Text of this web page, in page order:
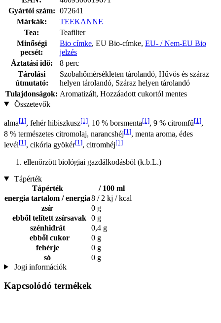
Gyártói szám: 072641
Márkák:
TEEKANNE
Tea:
Teafilter
Minőségi
pecsét:
Bio címke, EU Bio-címke, EU- / Nem-EU Bio
jelzés
Áztatási idő:
8 perc
Tárolási
útmutató:
Szobahőmérsékleten tárolandó, Hűvös és száraz
helyen tárolandó, Száraz helyen tárolandó
Tulajdonságok: Aromatizált, Hozzáadott cukortól mentes
Összetevők
alma[1], fehér hibiszkusz[1], 10 % borsmenta[1], 9 % citromfű[1],
8 % természetes citromolaj, narancshéj[1], menta aroma, édes
levél[1], cikória gyökér[1], citromhéj[1]
ellenőrzött biológiai gazdálkodásból (k.b.L.)
Tápérték
Tápérték
/ 100 ml
energia tartalom / energia8 / 2 kj / kcal
zsír
0 g
ebből telített zsírsavak 0 g
szénhidrát
0,4 g
ebből cukor
0 g
fehérje
0 g
só
0 g
Jogi információk
Kapcsolódó termékek